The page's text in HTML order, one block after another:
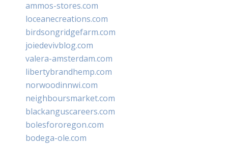
ammos-stores.com
loceanecreations.com
birdsongridgefarm.com
joiedevivblog.com
valera-amsterdam.com
libertybrandhemp.com
norwoodinnwi.com
neighboursmarket.com
blackanguscareers.com
bolesfororegon.com
bodega-ole.com